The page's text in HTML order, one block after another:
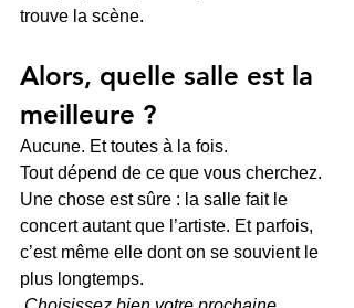
trouve la scène.
Alors, quelle salle est la
meilleure ?
Aucune. Et toutes à la fois.
Tout dépend de ce que vous cherchez.
Une chose est sûre : la salle fait le
concert autant que l’artiste. Et parfois,
c’est même elle dont on se souvient le
plus longtemps.